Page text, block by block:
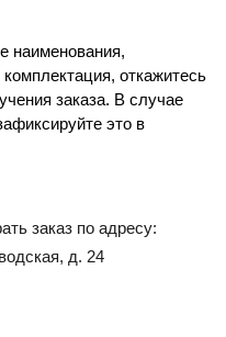
наименования,
откажитесь
заказа. В случае
это в
заказ по адресу:
д. 24